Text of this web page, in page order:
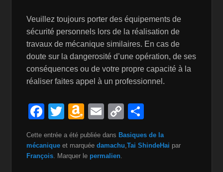
Veuillez toujours porter des équipements de
sécurité personnels lors de la réalisation de
travaux de mécanique similaires. En cas de
doute sur la dangerosité d’une opération, de ses
conséquences ou de votre propre capacité à la
réaliser faites appel à un professionnel.
F
c
e
T
tt
er
A
a
z
E
ail
C
p
ta
Cette entrée a été publiée dans Basiques de la
mécanique et marquéedamachu ,Tai ShindeHai par
François . Marquer le permalien